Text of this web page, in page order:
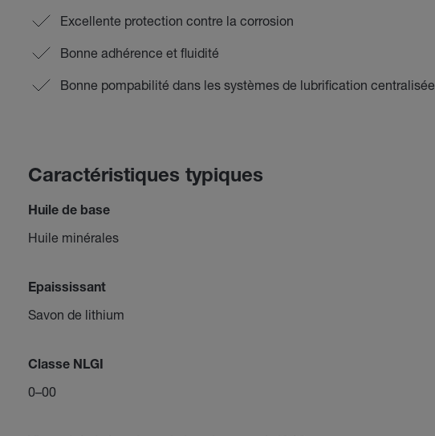
Excellente protection contre la corrosion
Bonne adhérence et fluidité
Bonne pompabilité dans les systèmes de lubrification centralisée
Caractéristiques typiques
Huile de base
Huile minérales
Epaississant
Savon de lithium
Classe NLGI
0–00